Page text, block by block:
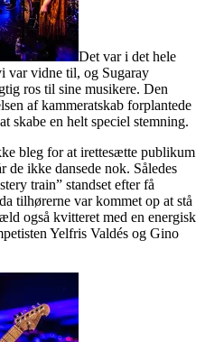
Det var i det hele
var vidne til, og Sugaray
ros til sine musikere. Den
af kammeratskab forplantede
skabe en helt speciel stemning.
bleg for at irettesætte publikum
ikke dansede nok. Således
train” standset efter få
tilhørerne var kommet op at stå
også kvitteret med en energisk
Yelfris Valdés og Gino